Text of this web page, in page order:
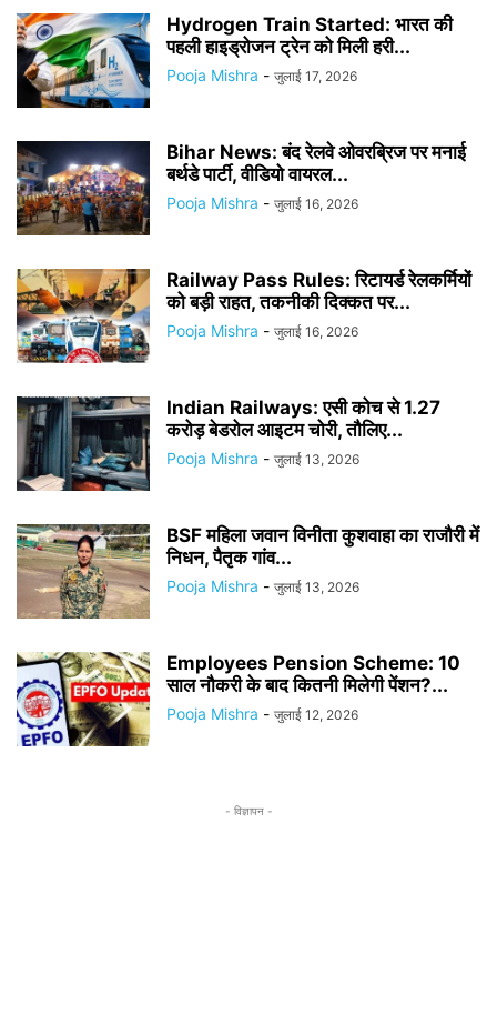
Hydrogen Train Started: भारत की
पहली हाइड्रोजन ट्रेन को मिली हरी...
Pooja Mishra - जुलाई 17, 2026
Bihar News: बंद रेलवे ओवरब्रिज पर मनाई
बर्थडे पार्टी, वीडियो वायरल...
Pooja Mishra - जुलाई 16, 2026
Railway Pass Rules: रिटायर्ड रेलकर्मियों
को बड़ी राहत, तकनीकी दिक्कत पर...
Pooja Mishra - जुलाई 16, 2026
Indian Railways: एसी कोच से 1.27
करोड़ बेडरोल आइटम चोरी, तौलिए...
Pooja Mishra - जुलाई 13, 2026
BSF महिला जवान विनीता कुशवाहा का राजौरी में
निधन, पैतृक गांव...
Pooja Mishra - जुलाई 13, 2026
Employees Pension Scheme: 10
साल नौकरी के बाद कितनी मिलेगी पेंशन?...
Pooja Mishra - जुलाई 12, 2026
- विज्ञापन -